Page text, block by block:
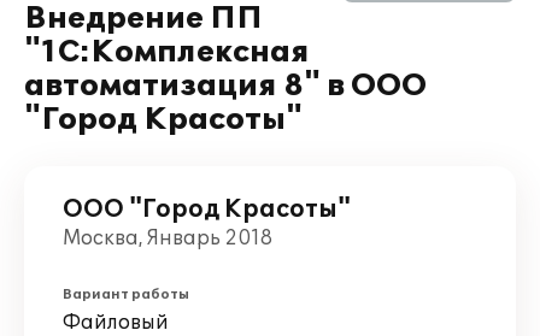
Внедрение ПП
"1С:Комплексная
автоматизация 8" в ООО
"Город Красоты"
ООО "Город Красоты"
Москва, Январь 2018
Вариант работы
Файловый